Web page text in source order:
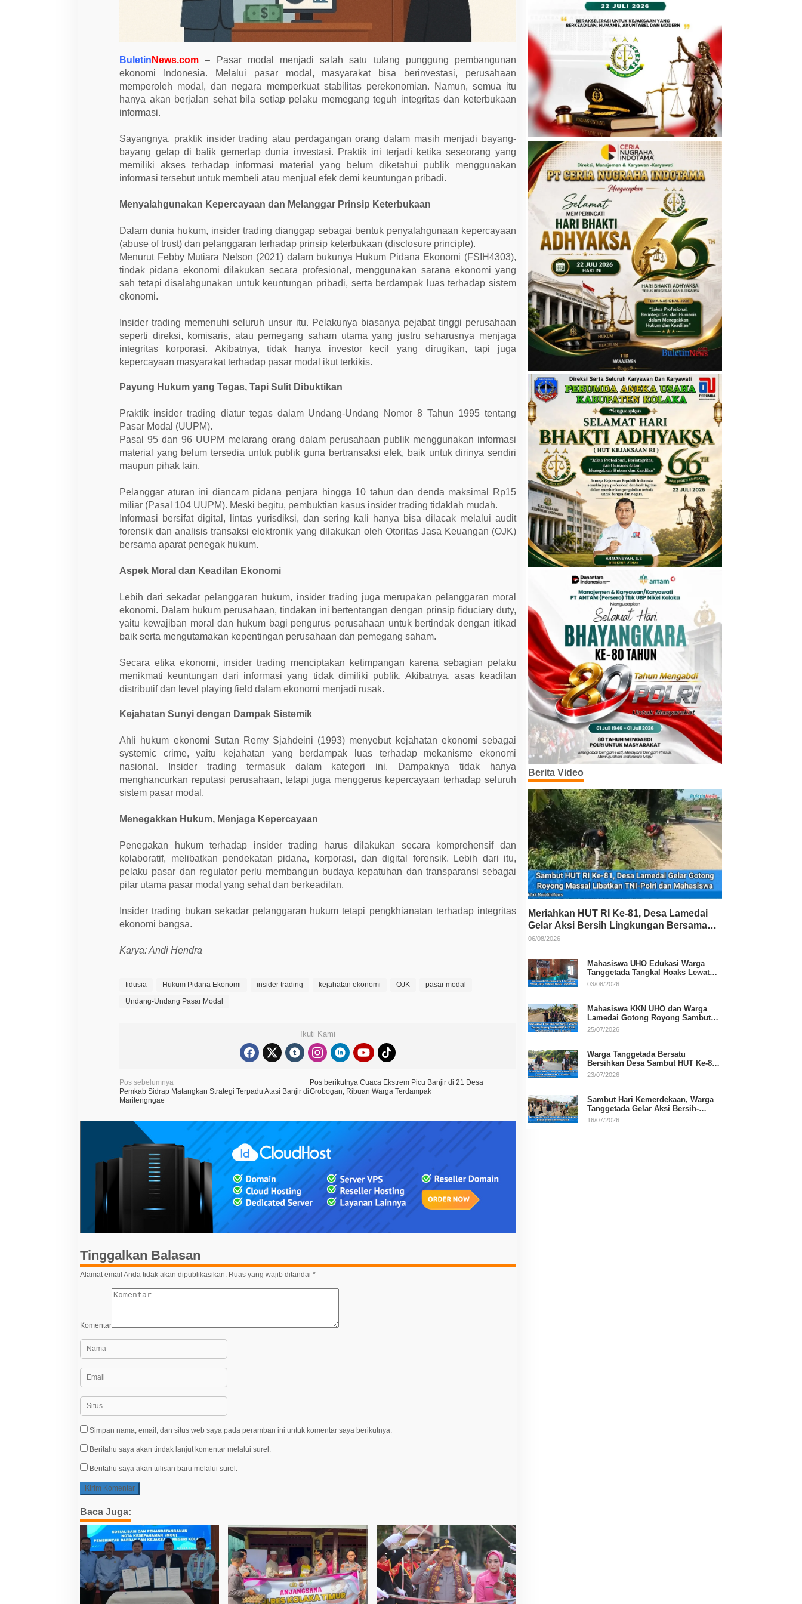
n
a
k
o
Buletin News.com – Pasar modal menjadi salah satu tulang punggung pembangunan
ekonomi Indonesia. Melalui pasar modal, masyarakat bisa berinvestasi, perusahaan
memperoleh modal, dan negara memperkuat stabilitas perekonomian. Namun, semua itu
hanya akan berjalan sehat bila setiap pelaku memegang teguh integritas dan keterbukaan
informasi.
Sayangnya, praktik insider trading atau perdagangan orang dalam masih menjadi bayang-
bayang gelap di balik gemerlap dunia investasi. Praktik ini terjadi ketika seseorang yang
memiliki akses terhadap informasi material yang belum diketahui publik menggunakan
informasi tersebut untuk membeli atau menjual efek demi keuntungan pribadi.
Menyalahgunakan Kepercayaan dan Melanggar Prinsip Keterbukaan
Dalam dunia hukum, insider trading dianggap sebagai bentuk penyalahgunaan kepercayaan
(abuse of trust) dan pelanggaran terhadap prinsip keterbukaan (disclosure principle).
Menurut Febby Mutiara Nelson (2021) dalam bukunya Hukum Pidana Ekonomi (FSIH4303),
tindak pidana ekonomi dilakukan secara profesional, menggunakan sarana ekonomi yang
sah tetapi disalahgunakan untuk keuntungan pribadi, serta berdampak luas terhadap sistem
ekonomi.
Insider trading memenuhi seluruh unsur itu. Pelakunya biasanya pejabat tinggi perusahaan
seperti direksi, komisaris, atau pemegang saham utama yang justru seharusnya menjaga
integritas korporasi. Akibatnya, tidak hanya investor kecil yang dirugikan, tapi juga
kepercayaan masyarakat terhadap pasar modal ikut terkikis.
Payung Hukum yang Tegas, Tapi Sulit Dibuktikan
Praktik insider trading diatur tegas dalam Undang-Undang Nomor 8 Tahun 1995 tentang
Pasar Modal (UUPM).
Pasal 95 dan 96 UUPM melarang orang dalam perusahaan publik menggunakan informasi
material yang belum tersedia untuk publik guna bertransaksi efek, baik untuk dirinya sendiri
maupun pihak lain.
Pelanggar aturan ini diancam pidana penjara hingga 10 tahun dan denda maksimal Rp15
miliar (Pasal 104 UUPM). Meski begitu, pembuktian kasus insider trading tidaklah mudah.
Informasi bersifat digital, lintas yurisdiksi, dan sering kali hanya bisa dilacak melalui audit
forensik dan analisis transaksi elektronik yang dilakukan oleh Otoritas Jasa Keuangan (OJK)
bersama aparat penegak hukum.
Aspek Moral dan Keadilan Ekonomi
Lebih dari sekadar pelanggaran hukum, insider trading juga merupakan pelanggaran moral
ekonomi. Dalam hukum perusahaan, tindakan ini bertentangan dengan prinsip fiduciary duty,
yaitu kewajiban moral dan hukum bagi pengurus perusahaan untuk bertindak dengan itikad
baik serta mengutamakan kepentingan perusahaan dan pemegang saham.
Secara etika ekonomi, insider trading menciptakan ketimpangan karena sebagian pelaku
menikmati keuntungan dari informasi yang tidak dimiliki publik. Akibatnya, asas keadilan
distributif dan level playing field dalam ekonomi menjadi rusak.
Kejahatan Sunyi dengan Dampak Sistemik
Ahli hukum ekonomi Sutan Remy Sjahdeini (1993) menyebut kejahatan ekonomi sebagai
systemic crime, yaitu kejahatan yang berdampak luas terhadap mekanisme ekonomi
nasional. Insider trading termasuk dalam kategori ini. Dampaknya tidak hanya
menghancurkan reputasi perusahaan, tetapi juga menggerus kepercayaan terhadap seluruh
sistem pasar modal.
Menegakkan Hukum, Menjaga Kepercayaan
Penegakan hukum terhadap insider trading harus dilakukan secara komprehensif dan
kolaboratif, melibatkan pendekatan pidana, korporasi, dan digital forensik. Lebih dari itu,
pelaku pasar dan regulator perlu membangun budaya kepatuhan dan transparansi sebagai
pilar utama pasar modal yang sehat dan berkeadilan.
Insider trading bukan sekadar pelanggaran hukum tetapi pengkhianatan terhadap integritas
ekonomi bangsa.
Karya: Andi Hendra
fidusia Hukum Pidana Ekonomi insider trading kejahatan ekonomi OJK
pasar modal
Undang-Undang Pasar Modal
Ikuti Kami
N
a
v
g
a
Pos sebelumnya
Pemkab Sidrap Matangkan Strategi Terpadu Atasi Banjir di
Maritengngae
Pos berikutnya Cuaca Ekstrem Picu Banjir di 21 Desa
Grobogan, Ribuan Warga Terdampak
Tinggalkan Balasan
Alamat email Anda tidak akan dipublikasikan. Ruas yang wajib ditandai *
Komentar
Simpan nama, email, dan situs web saya pada peramban ini untuk komentar saya berikutnya.
Beritahu saya akan tindak lanjut komentar melalui surel.
Beritahu saya akan tulisan baru melalui surel.
Baca Juga:
Berita Video
Meriahkan HUT RI Ke-81, Desa Lamedai
Gelar Aksi Bersih Lingkungan Bersama
TNI-Polri
06/08/2026
Mahasiswa UHO Edukasi Warga
Tanggetada Tangkal Hoaks Lewat
Program Literasi
03/08/2026
Mahasiswa KKN UHO dan Warga
Lamedai Gotong Royong Sambut
HUT Ke-81 RI
25/07/2026
Warga Tanggetada Bersatu
Bersihkan Desa Sambut HUT Ke-81
RI
23/07/2026
Sambut Hari Kemerdekaan, Warga
Tanggetada Gelar Aksi Bersih-
Bersih Desa
16/07/2026